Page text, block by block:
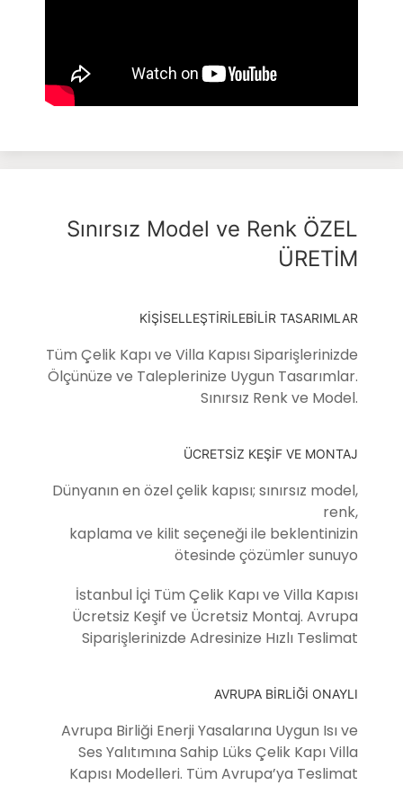
Sınırsız Model ve Renk ÖZEL
ÜRETİM
KİŞİSELLEŞTİRİLEBİLİR TASARIMLAR
Tüm Çelik Kapı ve Villa Kapısı Siparişlerinizde
Ölçünüze ve Taleplerinize Uygun Tasarımlar.
Sınırsız Renk ve Model.
ÜCRETSİZ KEŞİF VE MONTAJ
Dünyanın en özel çelik kapısı; sınırsız model,
renk,
kaplama ve kilit seçeneği ile beklentinizin
ötesinde çözümler sunuyo
İstanbul İçi Tüm Çelik Kapı ve Villa Kapısı
Ücretsiz Keşif ve Ücretsiz Montaj. Avrupa
Siparişlerinizde Adresinize Hızlı Teslimat
AVRUPA BİRLİĞİ ONAYLI
Avrupa Birliği Enerji Yasalarına Uygun Isı ve
Ses Yalıtımına Sahip Lüks Çelik Kapı Villa
Kapısı Modelleri. Tüm Avrupa’ya Teslimat